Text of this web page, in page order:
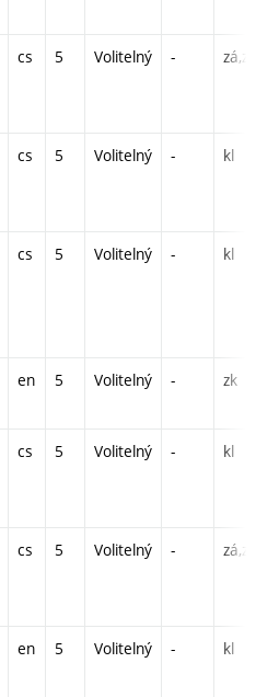
cs 5 Volitelný - zá,zk
cs 5 Volitelný - kl
cs 5 Volitelný - kl
en 5 Volitelný - zk
cs 5 Volitelný - kl
cs 5 Volitelný - zá,zk
en 5 Volitelný - kl